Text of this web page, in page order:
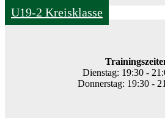
U19-2 Kreisklasse
Dienstag: 19:30 -
Donnerstag: 19:30 -